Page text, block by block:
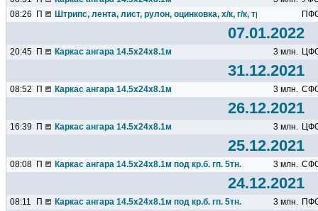
08:26
П Штрипс, лента, лист, рулон, оцинковка, х/к, г/к, труба...
07.01.2022
20:45 П Каркас ангара 14.5х24х8.1м 3 млн.
31.12.2021
08:52 П Каркас ангара 14.5х24х8.1м 3 млн.
26.12.2021
16:39 П Каркас ангара 14.5х24х8.1м 3 млн.
25.12.2021
08:08 П Каркас ангара 14.5х24х8.1м под кр.б. гп. 5тн. 3 млн.
24.12.2021
08:11 П Каркас ангара 14.5х24х8.1м под кр.б. гп. 5тн. 3 млн.